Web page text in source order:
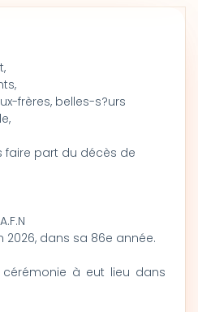
frères, belles-s?urs
faire part du décès de
2026, dans sa 86e année.
à eut lieu dans